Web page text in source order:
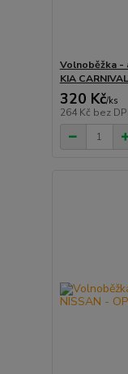
Volnoběžka -
KIA
320 Kč/ks
264 Kč bez